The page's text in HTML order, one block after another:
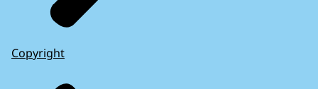
Copyright